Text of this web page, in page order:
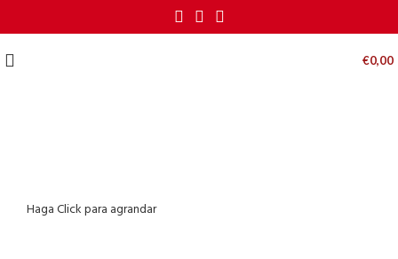
€0,00
Haga Click para agrandar